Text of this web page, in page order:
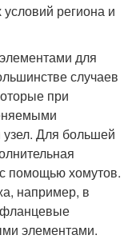
региона и
для
случаев
при
узел. Для большей
помощью хомутов.
например, в
элементами.